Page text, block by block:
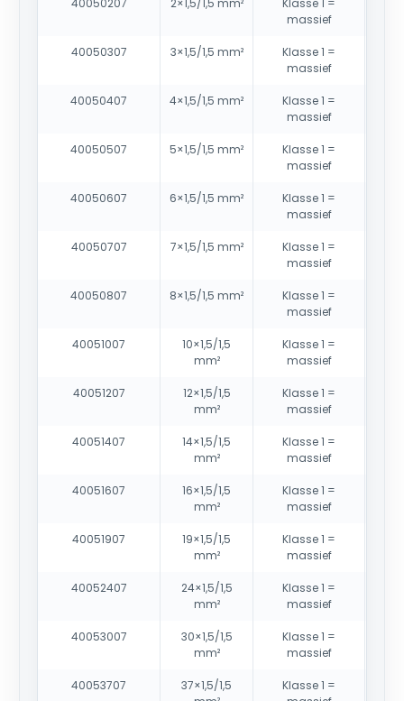
40050207 2×1,5/1,5 mm²
Klasse 1 =
massief
40050307 3×1,5/1,5 mm²
Klasse 1 =
massief
40050407 4×1,5/1,5 mm²
Klasse 1 =
massief
40050507 5×1,5/1,5 mm²
Klasse 1 =
massief
40050607 6×1,5/1,5 mm²
Klasse 1 =
massief
40050707 7×1,5/1,5 mm²
Klasse 1 =
massief
40050807 8×1,5/1,5 mm²
Klasse 1 =
massief
40051007
10×1,5/1,5
mm²
Klasse 1 =
massief
40051207
12×1,5/1,5
mm²
Klasse 1 =
massief
40051407
14×1,5/1,5
mm²
Klasse 1 =
massief
40051607
16×1,5/1,5
mm²
Klasse 1 =
massief
40051907
19×1,5/1,5
mm²
Klasse 1 =
massief
40052407
24×1,5/1,5
mm²
Klasse 1 =
massief
40053007
30×1,5/1,5
mm²
Klasse 1 =
massief
40053707
37×1,5/1,5
Klasse 1 =